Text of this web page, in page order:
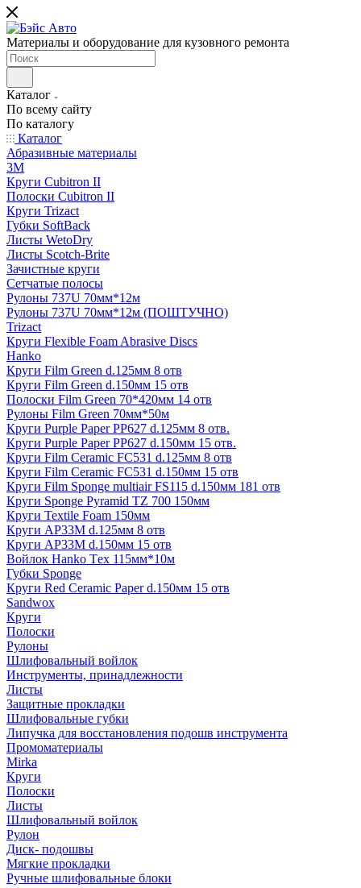
Материалы и оборудование для кузовного ремонта
Каталог
По всему сайту
По каталогу
Каталог
Абразивные материалы
3M
Круги Cubitron II
Полоски Cubitron II
Круги Trizact
Губки SoftBack
Листы WetoDry
Листы Scotch-Brite
Зачистные круги
Сетчатые полосы
Рулоны 737U 70мм*12м
Рулоны 737U 70мм*12м (ПОШТУЧНО)
Trizact
Круги Flexible Foam Abrasive Discs
Hanko
Круги Film Green d.125мм 8 отв
Круги Film Green d.150мм 15 отв
Полоски Film Green 70*420мм 14 отв
Рулоны Film Green 70мм*50м
Круги Purple Paper PP627 d.125мм 8 отв.
Круги Purple Paper PP627 d.150мм 15 отв.
Круги Film Ceramic FC531 d.125мм 8 отв
Круги Film Ceramic FC531 d.150мм 15 отв
Круги Film Sponge multiair FS115 d.150мм 181 отв
Круги Sponge Pyramid TZ 700 150мм
Круги Textile Foam 150мм
Круги AP33M d.125мм 8 отв
Круги AP33M d.150мм 15 отв
Войлок Hanko Tех 115мм*10м
Губки Sponge
Круги Red Ceramic Paper d.150мм 15 отв
Sandwox
Круги
Полоски
Рулоны
Шлифовальный войлок
Инструменты, принадлежности
Листы
Защитные прокладки
Шлифовальные губки
Липучка для восстановления подошв инструмента
Промоматериалы
Mirka
Круги
Полоски
Листы
Шлифовальный войлок
Рулон
Диск- подошвы
Мягкие прокладки
Ручные шлифовальные блоки